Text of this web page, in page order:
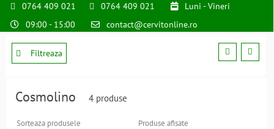
0764 409 021 0764 409 021
Luni - Vineri
09:00 - 15:00
contact@cervitonline.ro
Filtreaza
Cosmolino 4 produse
Sorteaza produsele Produse afisate